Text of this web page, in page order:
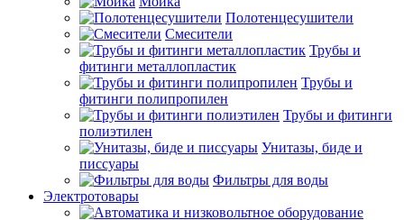
Полотенцесушители
Смесители
Трубы и
фитинги металлопластик
Трубы и
фитинги полипропилен
Трубы и фитинги
полиэтилен
Унитазы, биде и
писсуары
Фильтры для воды
Электротовары